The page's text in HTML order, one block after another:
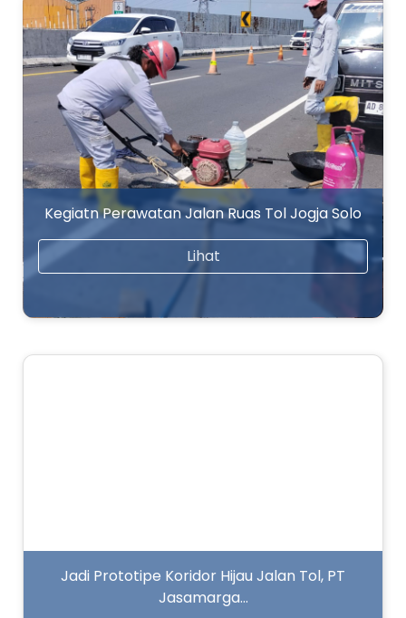
Kegiatn Perawatan Jalan Ruas Tol Jogja Solo
Lihat
Jadi Prototipe Koridor Hijau Jalan Tol, PT
Jasamarga…